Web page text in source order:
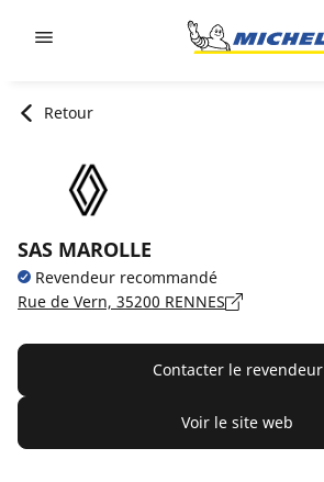
Retour
SAS MAROLLE
Revendeur recommandé
Rue de Vern, 35200 RENNES
Contacter le revendeur
Voir le site web